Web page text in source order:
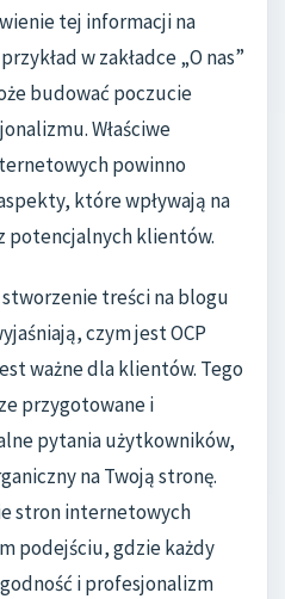
tej informacji na
w zakładce „O nas”
budować poczucie
Właściwe
powinno
które wpływają na
potencjalnych klientów.
treści na blogu
czym jest OCP
ważne dla klientów. Tego
przygotowane i
pytania użytkowników,
na Twoją stronę.
stron internetowych
podejściu, gdzie każdy
i profesjonalizm